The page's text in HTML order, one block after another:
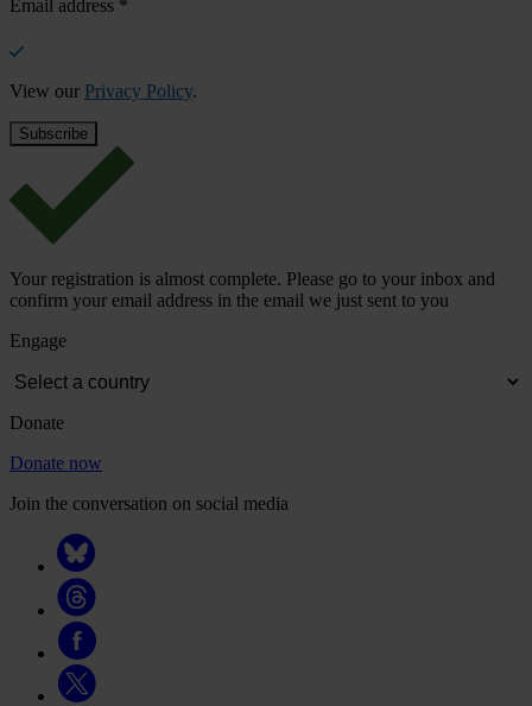
Email address *
View our Privacy Policy.
Your registration is almost complete. Please go to your inbox and
confirm your email address in the email we just sent to you
Engage
Donate
Donate now
Join the conversation on social media